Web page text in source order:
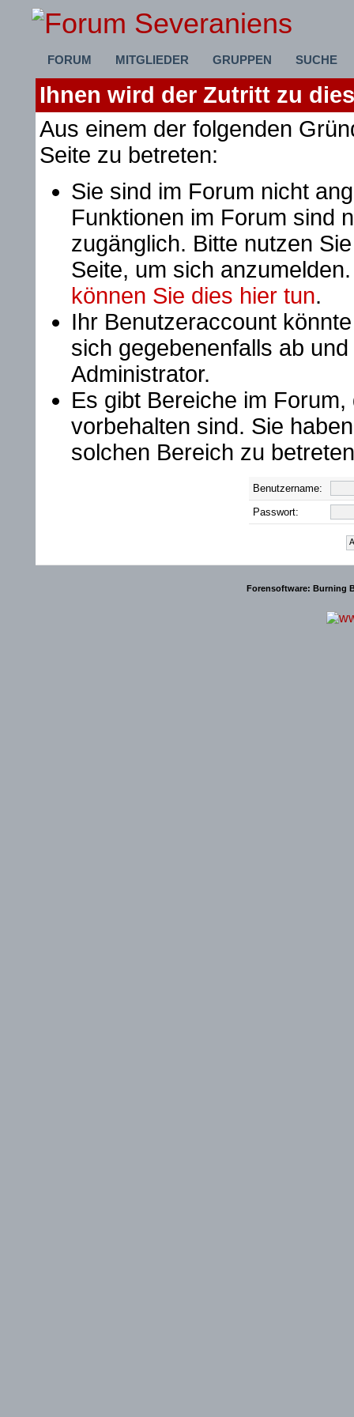
FORUM MITGLIEDER GRUPPEN SUCHE
Ihnen wird der Zutritt zu
Aus einem der folgenden
Seite zu betreten:
Sie sind im Forum nicht
Funktionen im Forum sind
zugänglich. Bitte nutzen
Seite, um sich
können Sie dies hier tun.
Ihr Benutzeraccount
sich gegebenenfalls ab
Administrator.
Es gibt Bereiche im
vorbehalten sind. Sie
solchen Bereich zu
Benutzername:
Passwort:
Forensoftware: Burning